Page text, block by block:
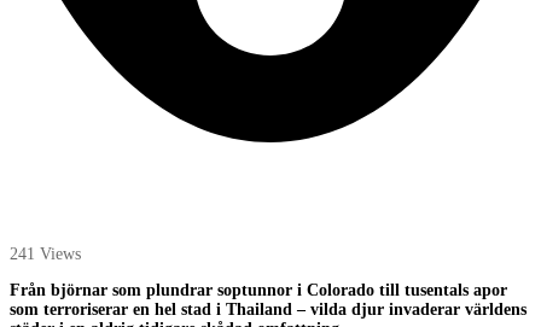
241 Views
Från björnar som plundrar soptunnor i Colorado till tusentals apor
som terroriserar en hel stad i Thailand – vilda djur invaderar världens